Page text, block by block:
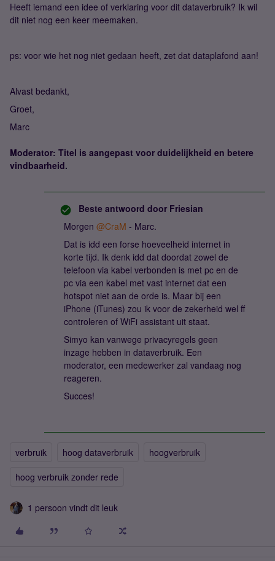
Heeft iemand een idee of verklaring voor dit dataverbruik? Ik wil
dit niet nog een keer meemaken.
ps: voor wie het nog niet gedaan heeft, zet dat dataplafond aan!
Alvast bedankt,
Groet,
Marc
Moderator: Titel is aangepast voor duidelijkheid en betere
vindbaarheid.
Beste antwoord door Friesian
Morgen ​ @CraM - Marc.
Dat is idd een forse hoeveelheid internet in
korte tijd. Ik denk idd dat doordat zowel de
telefoon via kabel verbonden is met pc en de
pc via een kabel met vast internet dat een
hotspot niet aan de orde is. Maar bij een
iPhone (iTunes) zou ik voor de zekerheid wel ff
controleren of WiFi assistant uit staat.
Simyo kan vanwege privacyregels geen
inzage hebben in dataverbruik. Een
moderator, een medewerker zal vandaag nog
reageren.
Succes!
verbruik hoog dataverbruik
hoogverbruik
hoog verbruik zonder rede
1 persoon vindt dit leuk